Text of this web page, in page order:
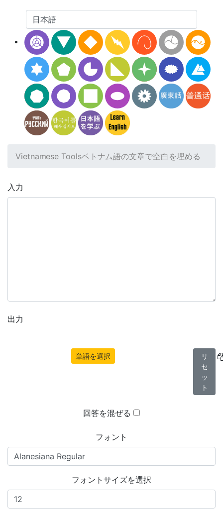
Vietnamese Toolsベトナム語の文章で空白を埋める
入力
出力
単語を選択
リ
セ
ッ
ト
回答を混ぜる
フォント
フォントサイズを選択